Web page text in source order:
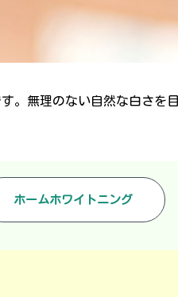
。無理のない自然な白さを目
ホームホワイトニング